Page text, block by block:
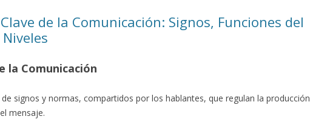
de la Comunicación: Signos, Funciones del
la Comunicación
signos y normas, compartidos por los hablantes, que regulan la producción
mensaje.